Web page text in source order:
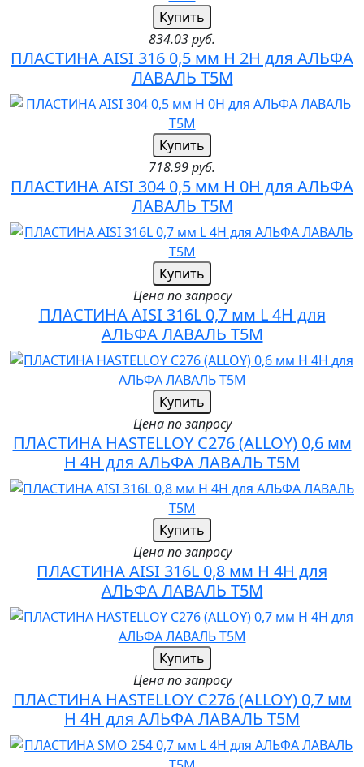
Купить
834.03 руб.
ПЛАСТИНА AISI 316 0,5 мм H 2H для АЛЬФА
ЛАВАЛЬ T5M
Купить
718.99 руб.
ПЛАСТИНА AISI 304 0,5 мм H 0H для АЛЬФА
ЛАВАЛЬ T5M
Купить
Цена по запросу
ПЛАСТИНА AISI 316L 0,7 мм L 4H для
АЛЬФА ЛАВАЛЬ T5M
Купить
Цена по запросу
ПЛАСТИНА HASTELLOY C276 (ALLOY) 0,6 мм
H 4H для АЛЬФА ЛАВАЛЬ T5M
Купить
Цена по запросу
ПЛАСТИНА AISI 316L 0,8 мм H 4H для
АЛЬФА ЛАВАЛЬ T5M
Купить
Цена по запросу
ПЛАСТИНА HASTELLOY C276 (ALLOY) 0,7 мм
H 4H для АЛЬФА ЛАВАЛЬ T5M